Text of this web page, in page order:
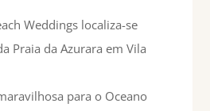
Weddings localiza-se
Praia da Azurara em Vila
para o Oceano